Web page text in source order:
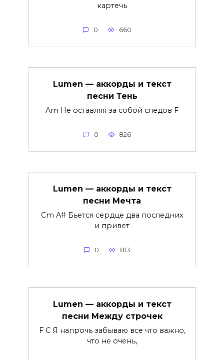
картечь
0 660
Lumen — аккорды и текст
песни Тень
Am Не оставляя за собой следов F
0 826
Lumen — аккорды и текст
песни Мечта
Cm A# Бьется сердце два последних
и привет
0 813
Lumen — аккорды и текст
песни Между строчек
F C Я напрочь забываю все что важно,
что не очень,